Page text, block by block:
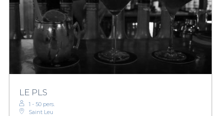
LE PLS
1 - 50 pers.
Saint Leu